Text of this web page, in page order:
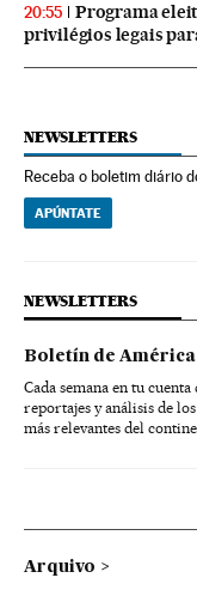
20:55
Programa
privilégios legais
NEWSLETTERS
Receba o boletim diário
APÚNTATE
NEWSLETTERS
Boletín de América
Cada semana en tu
reportajes y análisis de
más relevantes del
Arquivo